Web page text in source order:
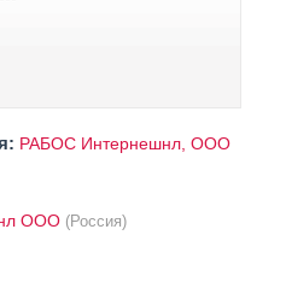
РАБОС Интернешнл, ООО
ООО (Россия)